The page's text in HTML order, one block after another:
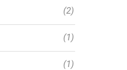
(2)
(1)
(1)